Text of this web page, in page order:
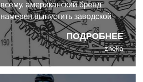
ПОДРОБНЕЕ
всему, американский бренд
намерен выпустить заводской
сноубайк с аналогичной
конфигурацией.
zheka